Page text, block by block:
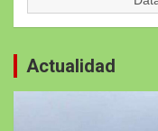
Actualidad